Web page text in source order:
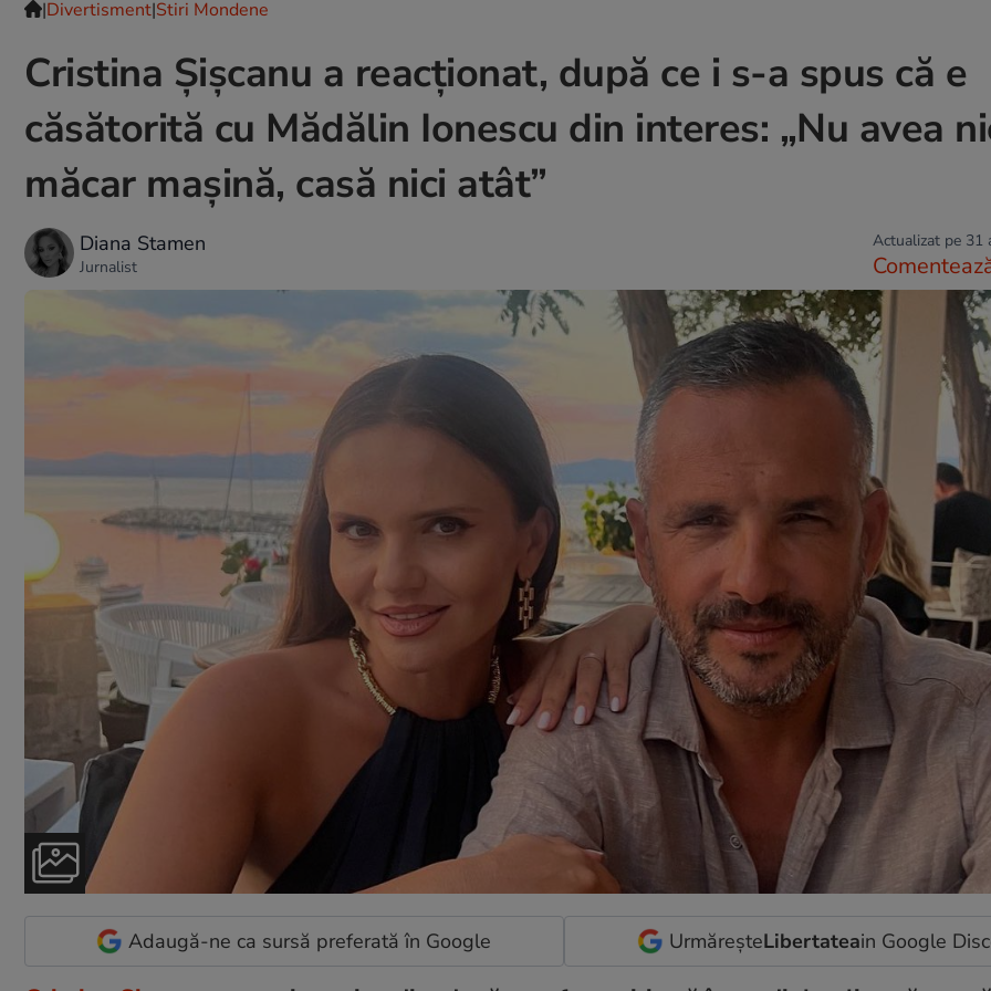
|Divertisment|Stiri Mondene
Cristina Șișcanu a reacționat, după ce i s-a spus că e
căsătorită cu Mădălin Ionescu din interes: „Nu avea
măcar mașină, casă nici atât”
Diana Stamen
Jurnalist
Actualizat pe 31
Adaugă-ne ca sursă preferată în Google UrmăreșteLibertateain Google